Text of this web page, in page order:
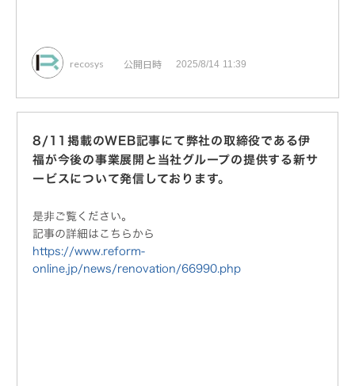
recosys 公開日時 2025/8/14 11:39
8/11掲載のWEB記事にて弊社の取締役である伊
福が今後の事業展開と当社グループの提供する新サ
ービスについて発信しております。
是非ご覧ください。
記事の詳細はこちらから
https://www.reform-
online.jp/news/renovation/66990.php